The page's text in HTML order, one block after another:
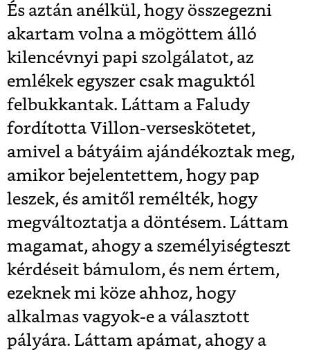
És aztán anélkül, hogy összegezni
akartam volna a mögöttem álló
kilencévnyi papi szolgálatot, az
emlékek egyszer csak maguktól
felbukkantak. Láttam a Faludy
fordította Villon-verseskötetet,
amivel a bátyáim ajándékoztak meg,
amikor bejelentettem, hogy pap
leszek, és amitől remélték, hogy
megváltoztatja a döntésem. Láttam
magamat, ahogy a személyiségteszt
kérdéseit bámulom, és nem értem,
ezeknek mi köze ahhoz, hogy
alkalmas vagyok-e a választott
pályára. Láttam apámat, ahogy a